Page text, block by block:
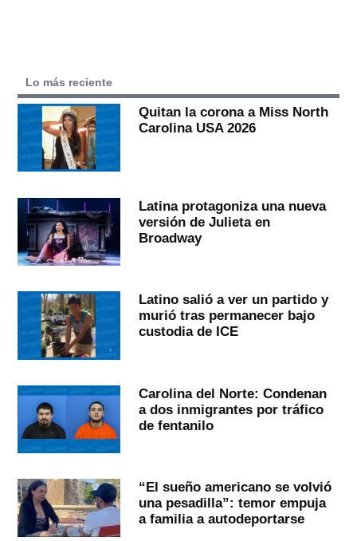
Lo más reciente
Quitan la corona a Miss North
Carolina USA 2026
Latina protagoniza una nueva
versión de Julieta en
Broadway
Latino salió a ver un partido y
murió tras permanecer bajo
custodia de ICE
Carolina del Norte: Condenan
a dos inmigrantes por tráfico
de fentanilo
“El sueño americano se volvió
una pesadilla”: temor empuja
a familia a autodeportarse